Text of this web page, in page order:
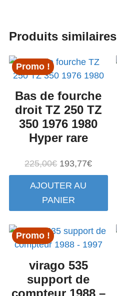
Produits similaires
Promo !
Bas de fourche
droit TZ 250 TZ
350 1976 1980
Hyper rare
225,00€ Le
prix
initial
était :
193,77€Le
prix
AJOUTER AU
PANIER
Promo !
virago 535
support de
compteur 1988 –